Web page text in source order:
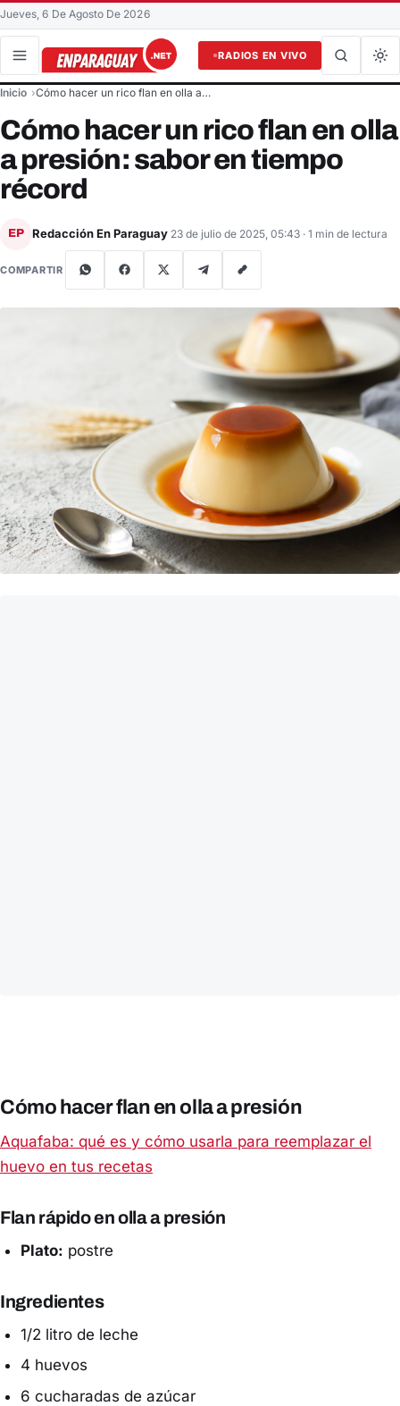
Jueves, 6 De Agosto De 2026
RADIOS EN VIVO
Buscar en el sitio
Inicio Cómo hacer un rico flan en olla a…
Cómo hacer un rico flan en olla
a presión: sabor en tiempo
récord
EP Redacción En Paraguay 23 de julio de 2025, 05:43 · 1 min de lectura
COMPARTIR
Cómo hacer flan en olla a presión
Aquafaba: qué es y cómo usarla para reemplazar el
huevo en tus recetas
Flan rápido en olla a presión
Plato: postre
Ingredientes
1/2 litro de leche
4 huevos
6 cucharadas de azúcar